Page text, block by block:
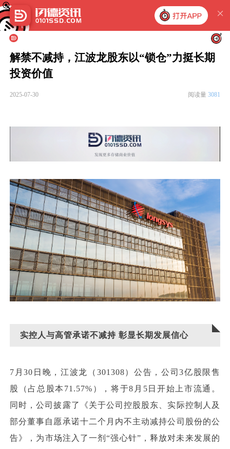
解禁不减持，江波龙股东以“锁仓”力挺长期
投资价值
2025-07-30 阅读量 3081
实控人与高管承诺不减持 彰显长期发展信心
7月30日晚，江波龙（301308）公告，公司3亿股限售
股（占总股本71.57%），将于8月5日开始上市流通。
同时，公司披露了《关于公司控股股东、实际控制人及
部分董事自愿承诺十二个月内不主动减持公司股份的公
告》，为市场注入了一剂“强心针”，释放对未来发展的